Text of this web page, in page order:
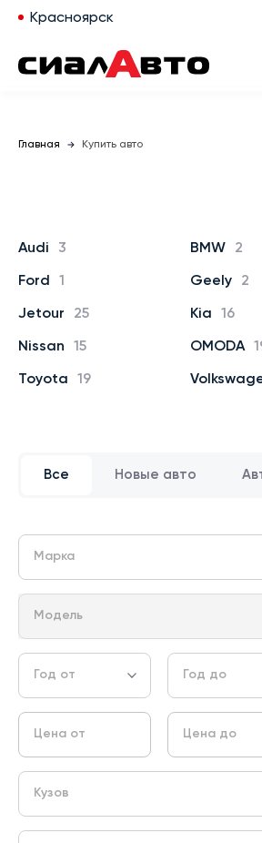
Красноярск
Главная Купить авто
Audi 3 BMW 2
Ford 1 Geely 2
Jetour 25 Kia 16
Nissan 15 OMODA
Toyota 19
Все Новые авто
Марка
Модель
Год от Год до
Цена от Цена до
Кузов